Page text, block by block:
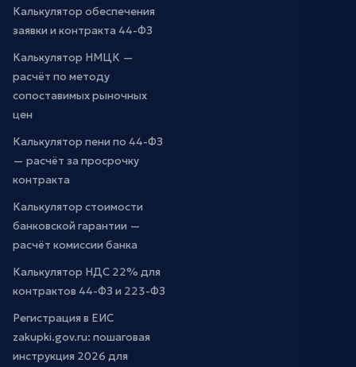
Калькулятор обеспечения
заявки и контракта 44-ФЗ
Калькулятор НМЦК —
расчёт по методу
сопоставимых рыночных
цен
Калькулятор пени по 44-ФЗ
— расчёт за просрочку
контракта
Калькулятор стоимости
банковской гарантии —
расчёт комиссии банка
Калькулятор НДС 22% для
контрактов 44-ФЗ и 223-ФЗ
Регистрация в ЕИС
zakupki.gov.ru: пошаговая
инструкция 2026 для